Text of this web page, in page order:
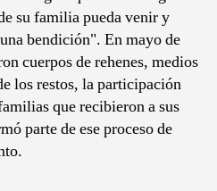
su familia pueda venir y
bendición". En mayo de
cuerpos de rehenes, medios
los restos, la participación
que recibieron a sus
parte de ese proceso de